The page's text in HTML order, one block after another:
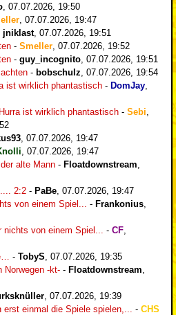
07.07.2026, 19:50
07.07.2026, 19:47
jniklast, 07.07.2026, 19:51
- Smeller 07.07.2026, 19:52
- guy_incognito 07.07.2026, 19:51
- bobschulz 07.07.2026, 19:54
ist wirklich phantastisch - DomJay
ist wirklich phantastisch - Sebi
07.07.2026, 19:47
07.07.2026, 19:47
alte Mann - Floatdownstream
2:2 - PaBe 07.07.2026, 19:47
von einem Spiel...
- Frankonius
nichts von einem Spiel...
- CF
- TobyS 07.07.2026, 19:35
Norwegen -kt- - Floatdownstream
07.07.2026, 19:39
einmal die Spiele spielen,...
- CHS